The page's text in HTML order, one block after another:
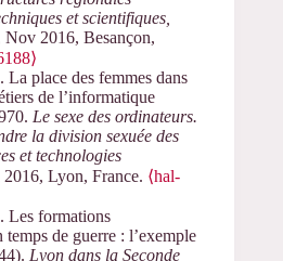
et scientifiques,
Nov 2016, Besançon,
place des femmes dans
de l’informatique
Le sexe des ordinateurs.
la division sexuée des
et technologies
2016, Lyon, France. ⟨hal-
Les formations
temps de guerre : l’exemple
Lyon dans la Seconde